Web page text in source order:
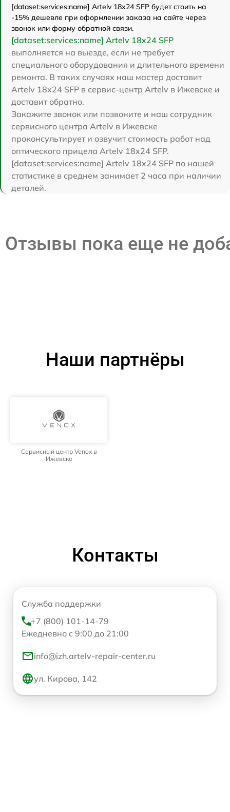
[dataset:services:name] Artelv 18x24 SFP будет стоить на
-15% дешевле при оформлении заказа на сайте через
звонок или форму обратной связи.
[dataset:services:name] Artelv 18x24 SFP
выполняется на выезде, если не требует
специального оборудования и длительного времени
ремонта. В таких случаях наш мастер доставит
Artelv 18x24 SFP в сервис-центр Artelv в Ижевске и
доставит обратно.
Закажите звонок или позвоните и наш сотрудник
сервисного центра Artelv в Ижевске
проконсультирует и озвучит стоимость работ над
оптического прицела Artelv 18x24 SFP.
[dataset:services:name] Artelv 18x24 SFP по нашей
статистике в среднем занимает 2 часа при наличии
деталей.
Отзывы пока еще не
Наши партнёры
Сервисный центр Venox в
Ижевске
Контакты
Служба поддержки
+7 (800) 101-14-79
Ежедневно с 9:00 до 21:00
info@izh.artelv-repair-center.ru
ул. Кирова, 142